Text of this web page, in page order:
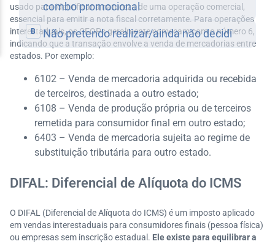
usado para identificar a natureza de uma operação comercial,
essencial para emitir a nota fiscal corretamente. Para operações
interestaduais, os CFOPs geralmente começam com o número 6,
indicando que a transação envolve a venda de mercadorias entre
estados. Por exemplo:
6102 – Venda de mercadoria adquirida ou recebida
de terceiros, destinada a outro estado;
6108 – Venda de produção própria ou de terceiros
remetida para consumidor final em outro estado;
6403 – Venda de mercadoria sujeita ao regime de
substituição tributária para outro estado.
DIFAL: Diferencial de Alíquota do ICMS
O DIFAL (Diferencial de Alíquota do ICMS) é um imposto aplicado
em vendas interestaduais para consumidores finais (pessoa física)
ou empresas sem inscrição estadual. Ele existe para equilibrar a